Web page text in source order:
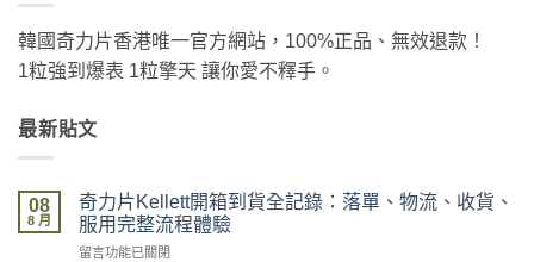
韓國奇力片香港唯一官方網站，100%正品、無效退款！
1粒強到爆表 1粒擎天 讓你愛不釋手。
最新貼文
08
8 月
奇力片Kellett開箱到貨全記錄：落單、物流、收貨、
服用完整流程體驗
在
留言功能已關閉